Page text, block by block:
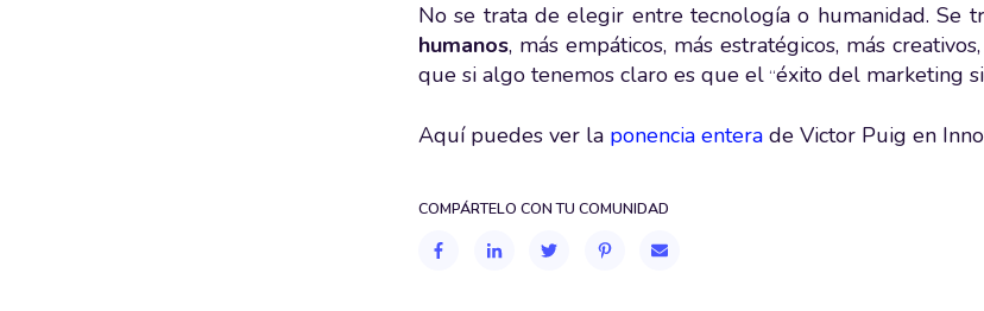
No se trata de elegir entre tecnología o humanidad. Se
humanos, más empáticos, más estratégicos, más
que si algo tenemos claro es que el “éxito del marketing
Aquí puedes ver la ponencia entera de Victor Puig en
COMPÁRTELO CON TU COMUNIDAD